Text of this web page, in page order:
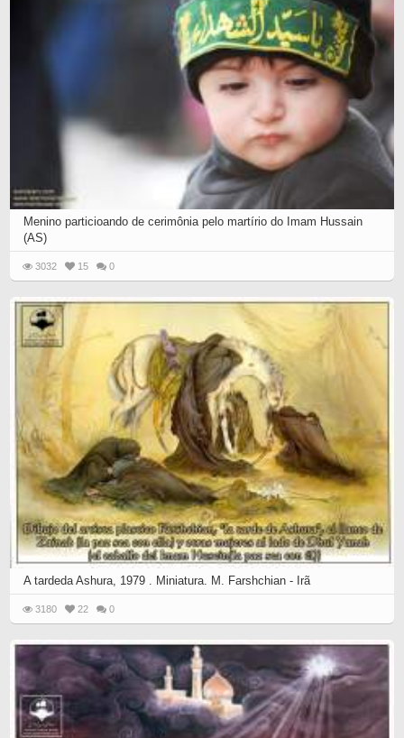
Menino particioando de cerimônia pelo martírio do Imam Hussain
(AS)
3032 15 0
A tardeda Ashura, 1979 . Miniatura. M. Farshchian - Irã
3180 22 0